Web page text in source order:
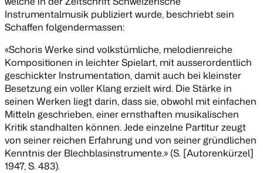
Instrumentalmusik publiziert wurde, beschriebt sein
Schaffen folgendermassen:
«Schoris Werke sind volkstümliche, melodienreiche
Kompositionen in leichter Spielart, mit ausserordentlich
geschickter Instrumentation, damit auch bei kleinster
Besetzung ein voller Klang erzielt wird. Die Stärke in
seinen Werken liegt darin, dass sie, obwohl mit einfachen
Mitteln geschrieben, einer ernsthaften musikalischen
Kritik standhalten können. Jede einzelne Partitur zeugt
von seiner reichen Erfahrung und von seiner gründlichen
Kenntnis der Blechblasinstrumente.» (S. [Autorenkürzel]
1947, S. 483).